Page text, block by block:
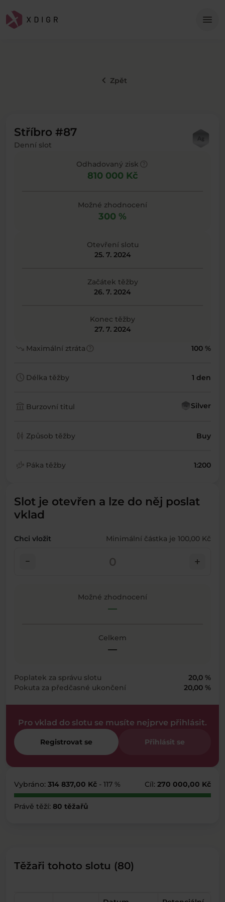
menu
keyboard_arrow_left Zpět
Stříbro #87
Denní slot
Odhadovaný zisk
810 000 Kč
Možné zhodnocení
300 %
Otevření slotu
25. 7. 2024
Začátek těžby
26. 7. 2024
Konec těžby
27. 7. 2024
trending_down Maximální ztrátahelp 100 %
schedule Délka těžby 1 den
account_balance Burzovní titul Silver
candlestick_chart Způsob těžby Buy
finance_mode Páka těžby 1:200
Slot je otevřen a lze do něj poslat
vklad
Chci vložit Minimální částka je 100,00 Kč
check_indeterminate_small add
Možné zhodnocení
—
Celkem
—
Poplatek za správu slotu
20,0 %
Pokuta za předčasné ukončení
20,00 %
Pro vklad do slotu se musíte nejprve přihlásit.
Registrovat se Přihlásit se
Vybráno: 314 837,00 Kč - 117 % Cíl: 270 000,00 Kč
Právě těží: 80 těžařů
Těžaři tohoto slotu (80)